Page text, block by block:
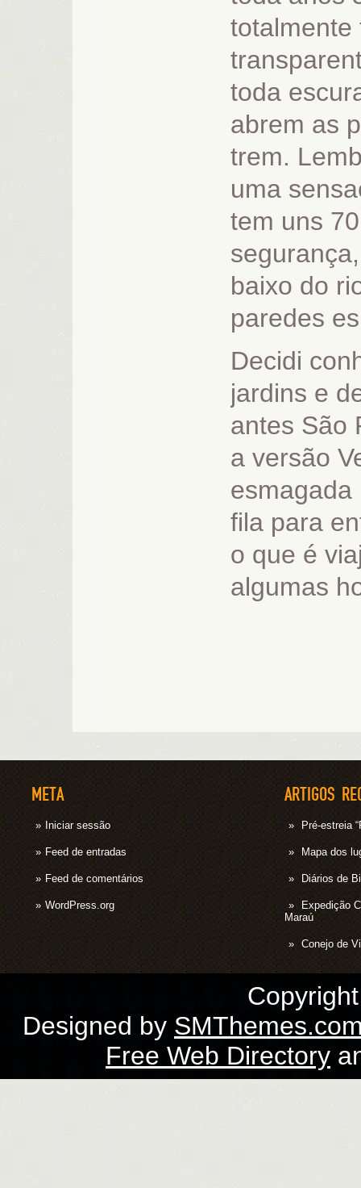
totalmente
toda
abrem as
trem.
uma
tem uns
baixo do
paredes
Decidi
jardins e
antes São
a versão
esmagada
fila para
o que é
algumas
META
Iniciar sessão
Feed de entradas
Feed de comentários
WordPress.org
ARTIGOS
Pré-estreia
Mapa dos
Diários de
Expedição
Maraú
Conejo de
Designed by
Free Web Directory